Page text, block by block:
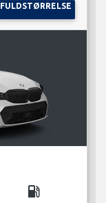
FULDSTØRRELSE
local_gas_station